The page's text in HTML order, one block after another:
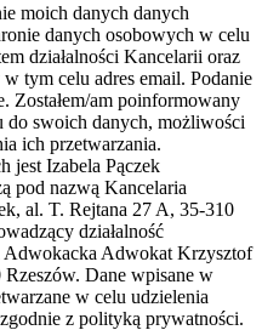
moich danych danych
danych osobowych w celu
działalności Kancelarii oraz
tym celu adres email. Podanie
Zostałem/am poinformowany
do swoich danych, możliwości
ich przetwarzania.
jest Izabela Pączek
pod nazwą Kancelaria
al. T. Rejtana 27 A, 35-310
działalność
Adwokacka Adwokat Krzysztof
Dane wpisane w
w celu udzielenia
z polityką prywatności.